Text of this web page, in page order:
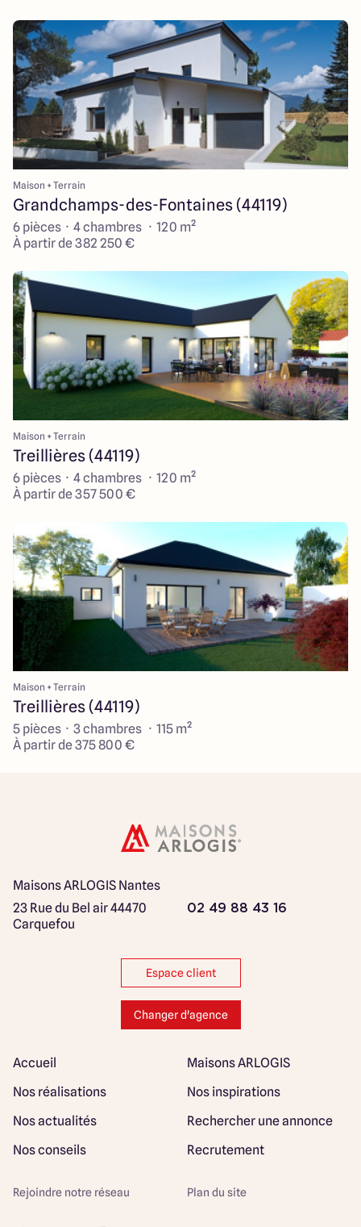
Maison + Terrain
Grandchamps-des-Fontaines (44119)
6 pièces · 4 chambres · 120 m²
À partir de 382 250 €
Maison + Terrain
Treillières (44119)
6 pièces · 4 chambres · 120 m²
À partir de 357 500 €
Maison + Terrain
Treillières (44119)
5 pièces · 3 chambres · 115 m²
À partir de 375 800 €
Maisons ARLOGIS Nantes
23 Rue du Bel air44470
Carquefou
02 49 88 43 16
Espace client
Changer d'agence
Accueil
Maisons ARLOGIS
Nos réalisations
Nos inspirations
Nos actualités
Rechercher une annonce
Nos conseils
Recrutement
Rejoindre notre réseau Plan du site